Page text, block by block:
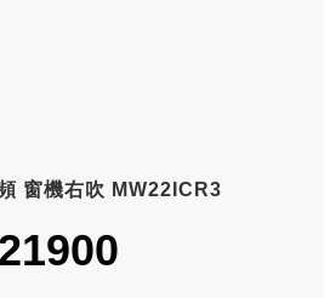
窗機右吹 MW22ICR3
21900